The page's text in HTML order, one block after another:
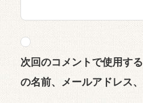
次回のコメントで使用す
の名前、メールアドレス